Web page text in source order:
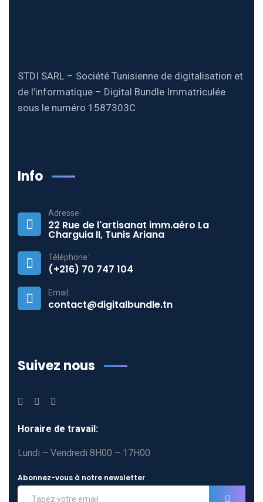
STDI SARL – Société Tunisienne de digitalisation et
de l’informatique – Digital Bundle Immatriculée
sous le numéro 1587303C
Info
Adresse:
22 Rue de l'artisanat imm.aéro La
Charguia II, Tunis Ariana
Téléphone:
(+216) 70 747 104
Email:
contact@digitalbundle.tn
Suivez nous
Horaire de travail:
Lundi – Vendredi 8H00 – 17H00
Abonnez-vous à notre newsletter